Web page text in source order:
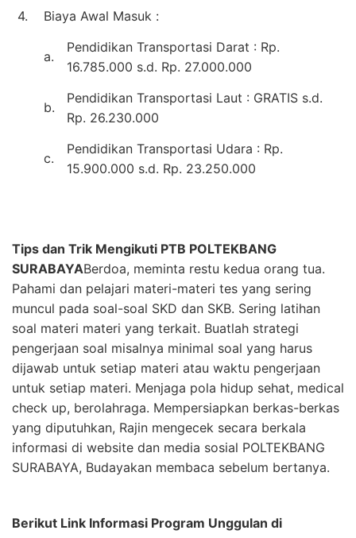
4.
Biaya Awal Masuk :
a.
Pendidikan Transportasi Darat : Rp.
16.785.000 s.d. Rp. 27.000.000
b.
Pendidikan Transportasi Laut : GRATIS s.d.
Rp. 26.230.000
c.
Pendidikan Transportasi Udara : Rp.
15.900.000 s.d. Rp. 23.250.000
Tips dan Trik Mengikuti PTB POLTEKBANG
SURABAYABerdoa, meminta restu kedua orang tua.
Pahami dan pelajari materi-materi tes yang sering
muncul pada soal-soal SKD dan SKB. Sering latihan
soal materi materi yang terkait. Buatlah strategi
pengerjaan soal misalnya minimal soal yang harus
dijawab untuk setiap materi atau waktu pengerjaan
untuk setiap materi. Menjaga pola hidup sehat, medical
check up, berolahraga. Mempersiapkan berkas-berkas
yang diputuhkan, Rajin mengecek secara berkala
informasi di website dan media sosial POLTEKBANG
SURABAYA, Budayakan membaca sebelum bertanya.
Berikut Link Informasi Program Unggulan di